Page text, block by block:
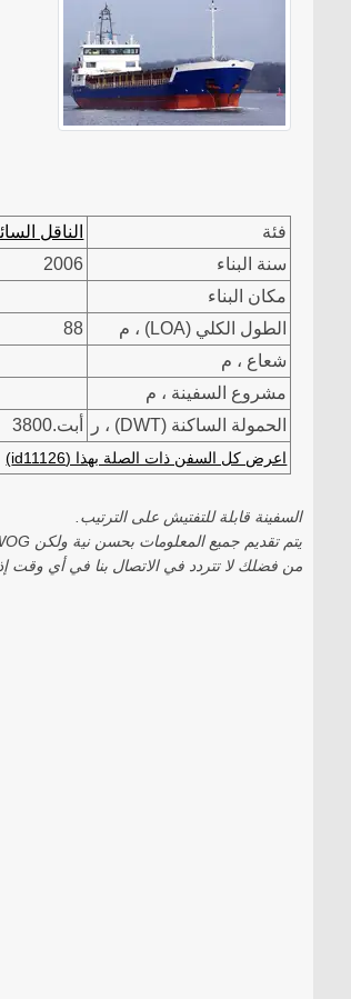
فئة
الناقل
سنة البناء
2006
مكان البناء
الطول الكلي (LOA) ، م
88
شعاع ، م
مشروع السفينة ، م
الحمولة الساكنة (DWT) ، ر
أبت.3800
اعرض كل السفن ذات الصلة بهذا (id11126)
السفينة قابلة للتفتيش على الترتيب.
يتم تقديم جميع المعلومات بحسن نية ولكن WOG.
من فضلك لا تتردد في الاتصال بنا في أي وقت